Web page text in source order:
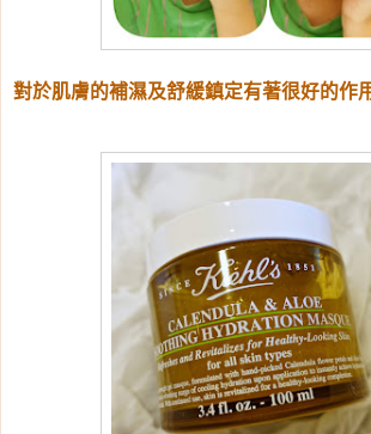
對於肌膚的補濕及舒緩鎮定有著很好的作